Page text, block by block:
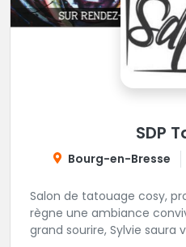
SDP
Bourg-en-Bresse
Salon de tatouage cosy,
règne une ambiance
grand sourire, Sylvie saura